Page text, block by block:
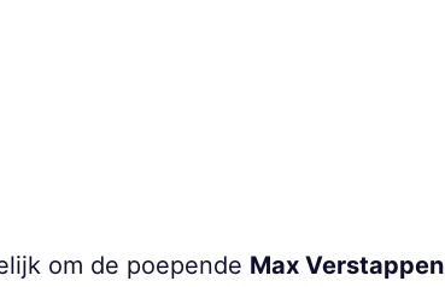
om de poepende Max Verstappen